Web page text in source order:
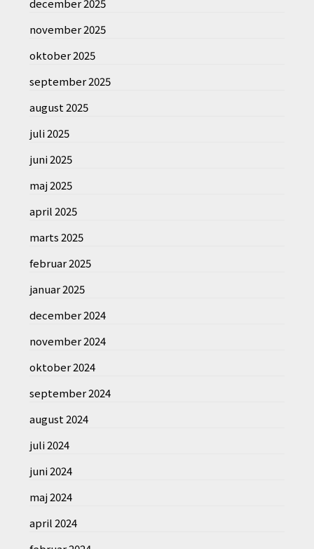
december 2025
november 2025
oktober 2025
september 2025
august 2025
juli 2025
juni 2025
maj 2025
april 2025
marts 2025
februar 2025
januar 2025
december 2024
november 2024
oktober 2024
september 2024
august 2024
juli 2024
juni 2024
maj 2024
april 2024